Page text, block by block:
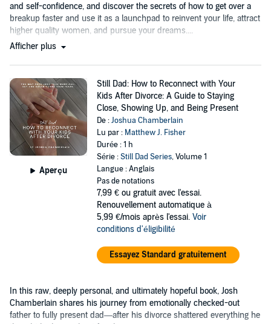
and self-confidence, and discover the secrets of how to get over a
breakup faster and use it as a launchpad to reinvent your life, attract
higher quality women, and pursue your dreams....
Afficher plus
Aperçu
Still Dad: How to Reconnect with Your
Kids After Divorce: A Guide to Staying
Close, Showing Up, and Being Present
De :Joshua Chamberlain
Lu par : Matthew J. Fisher
Durée : 1 h
Série :Still Dad Series, Volume 1
Langue : Anglais
Pas de notations
7,99 € ou gratuit avec l'essai.
Renouvellement automatique à
5,99 €/mois après l'essai. Voir
conditions d'éligibilité
Essayez Standard gratuitement
In this raw, deeply personal, and ultimately hopeful book, Josh
Chamberlain shares his journey from emotionally checked-out
father to fully present dad—after his divorce shattered everything he